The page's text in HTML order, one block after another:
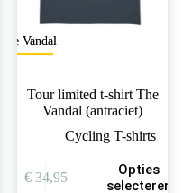
The Vandal
Tour limited t-shirt The
Vandal (antraciet)
Cycling T-shirts
€34,95
Opties
selecteren
product